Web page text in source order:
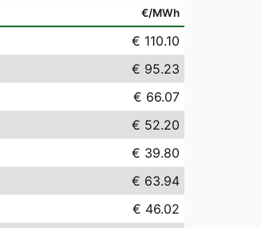
€/MWh
€ 110.10
€ 95.23
€ 66.07
€ 52.20
€ 39.80
€ 63.94
€ 46.02